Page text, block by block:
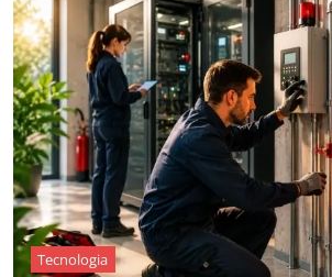
Tecnologia